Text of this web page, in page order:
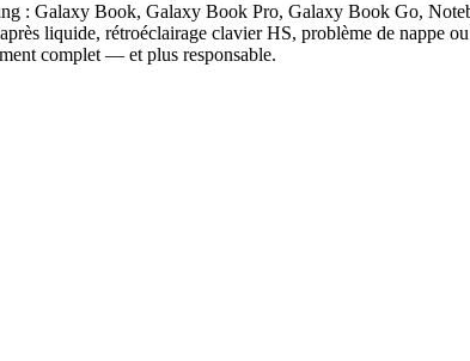
: Galaxy Book, Galaxy Book Pro, Galaxy Book Go,
liquide, rétroéclairage clavier HS, problème de nappe
complet — et plus responsable.